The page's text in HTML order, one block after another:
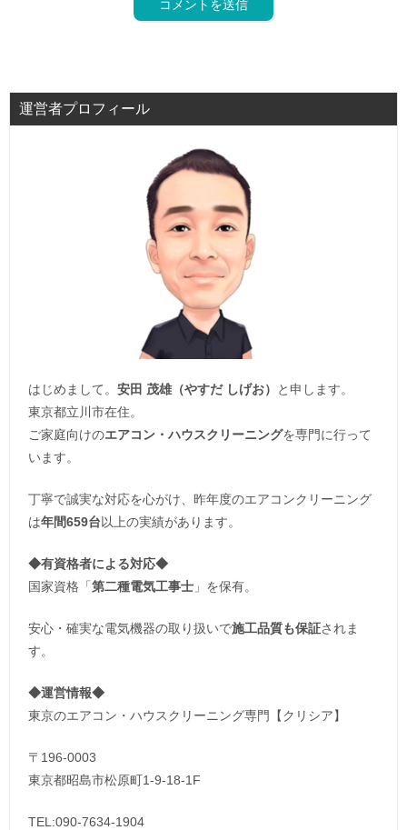
運営者プロフィール
はじめまして。 安田 茂雄（やすだ しげお）
と申します。
東京都立川市在住。
ご家庭向けのエアコン・ハウスクリーニングを専門に行って
います。
丁寧で誠実な対応を心がけ、昨年度のエアコンクリーニング
は年間659台以上の実績があります。
◆有資格者による対応◆
国家資格「第二種電気工事士 」を保有。
安心・確実な電気機器の取り扱いで施工品質も保証されま
す。
◆運営情報◆
東京のエアコン・ハウスクリーニング専門【クリシア】
〒196-0003
東京都昭島市松原町1-9‐18‐1F
TEL:090-7634-1904